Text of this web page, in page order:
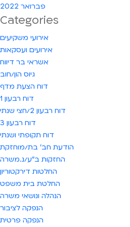
פברואר 2022
Categories
אירועי משקיעים
אירועים ועסקאות
אשראי בר דיווח
גיוס הון/חוב
דוח הצעת מדף
דוח רבעון 1
דוח רבעון 2/חצי שנתי
דוח רבעון 3
דוח תקופתי ושנתי
הודעת חב' בת/מוחזקת
החזקות ב"ע/נ.משרה
החלטות דירקטוריון
החלטת בית משפט
הנהלה ונושאי משרה
הנפקה לציבור
הנפקה פרטית